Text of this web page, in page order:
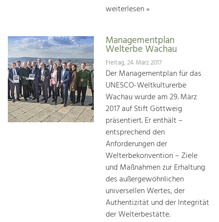
weiterlesen »
Managementplan
Welterbe Wachau
Freitag, 24. März 2017
Der Managementplan für das
UNESCO-Weltkulturerbe
Wachau wurde am 29. März
2017 auf Stift Göttweig
präsentiert. Er enthält –
entsprechend den
Anforderungen der
Welterbekonvention – Ziele
und Maßnahmen zur Erhaltung
des außergewöhnlichen
universellen Wertes, der
Authentizität und der Integrität
der Welterbestätte.